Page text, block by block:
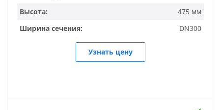
Высота:
475 мм
Ширина сечения:
DN300
Узнать цену